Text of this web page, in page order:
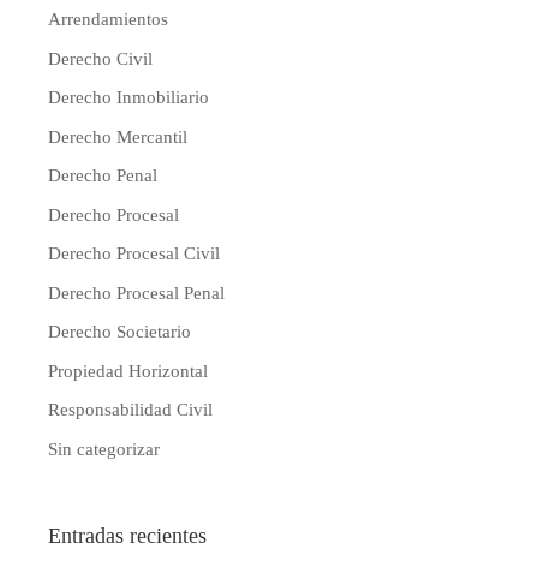
Arrendamientos
Derecho Civil
Derecho Inmobiliario
Derecho Mercantil
Derecho Penal
Derecho Procesal
Derecho Procesal Civil
Derecho Procesal Penal
Derecho Societario
Propiedad Horizontal
Responsabilidad Civil
Sin categorizar
Entradas recientes